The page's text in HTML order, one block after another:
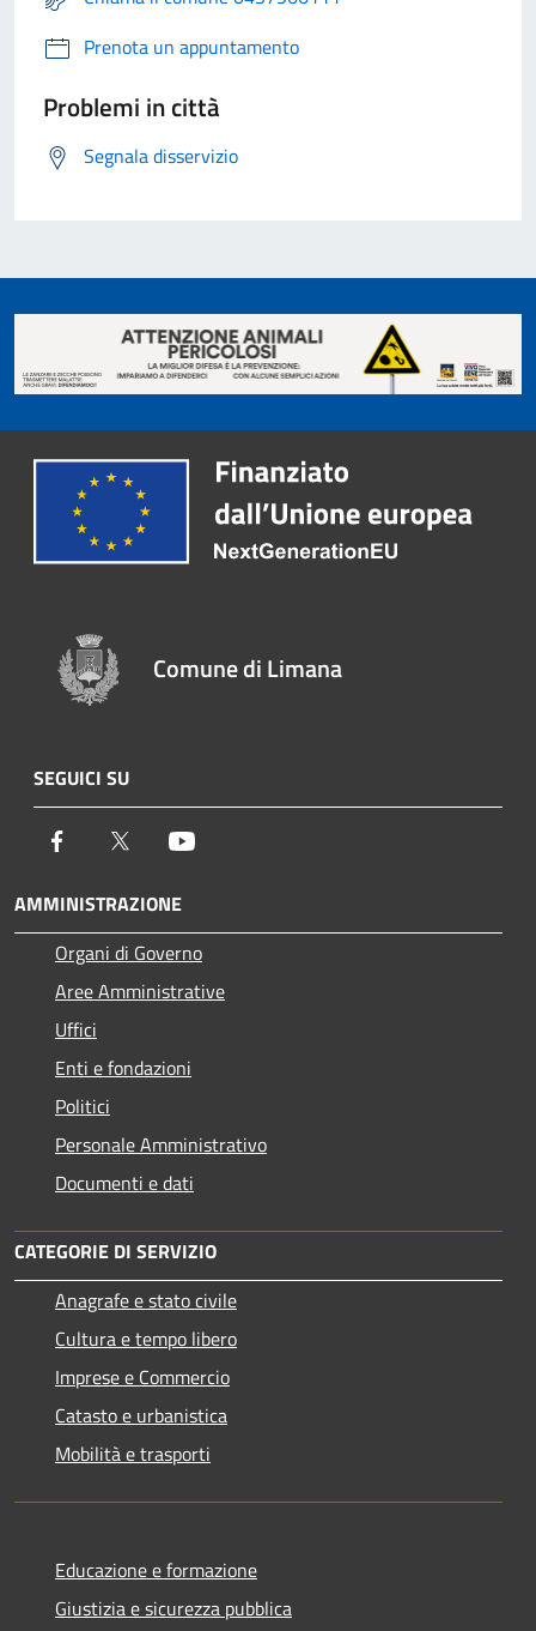
Prenota un appuntamento
Problemi in città
Segnala disservizio
Comune di Limana
SEGUICI SU
Facebook Twitter
AMMINISTRAZIONE
Organi di Governo
Aree Amministrative
Uffici
Enti e fondazioni
Politici
Personale Amministrativo
Documenti e dati
CATEGORIE DI SERVIZIO
Anagrafe e stato civile
Cultura e tempo libero
Imprese e Commercio
Catasto e urbanistica
Mobilità e trasporti
Educazione e formazione
Giustizia e sicurezza pubblica